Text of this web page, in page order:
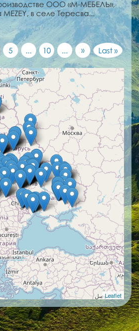
ООО «М-МЕБЕЛЬ»,
в селе Тересва...
5 ... 10 ... » Last »
Leaflet